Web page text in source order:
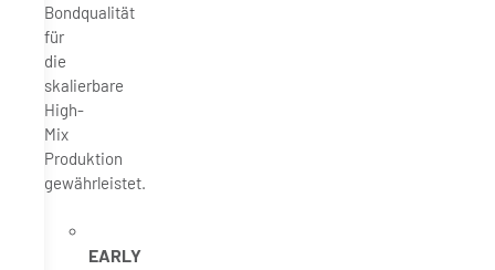
Bondqualität
für
die
skalierbare
High-
Mix
Produktion
gewährleistet.
EARLY